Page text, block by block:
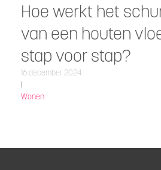
Hoe werkt het
van een houten
stap voor stap?
16 december 2024
|
Wonen